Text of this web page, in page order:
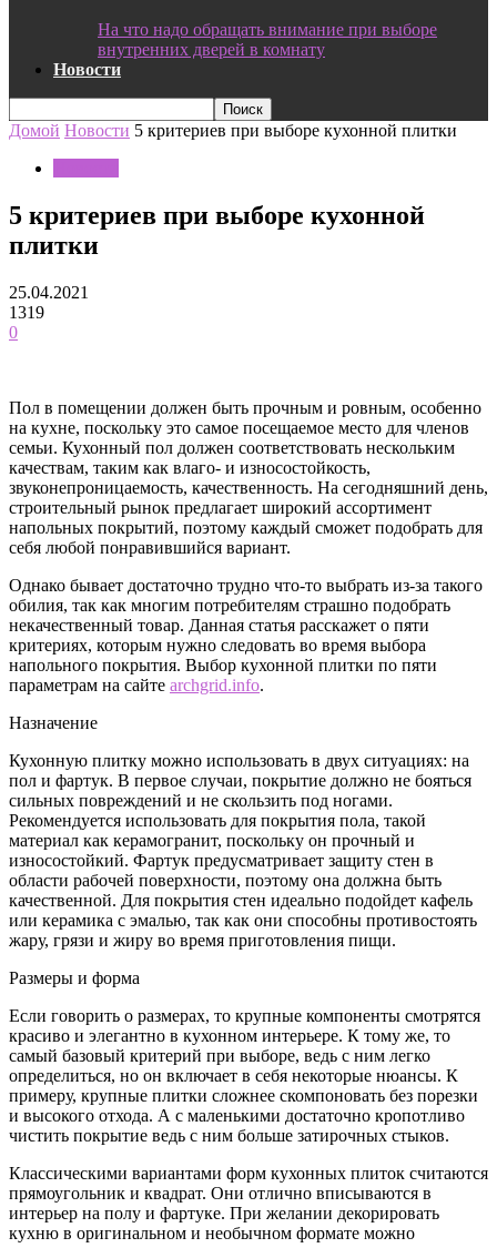
На что надо обращать внимание при выборе
внутренних дверей в комнату
Новости
Домой Новости 5 критериев при выборе кухонной плитки
5 критериев при выборе кухонной
плитки
25.04.2021
1319
0
Пол в помещении должен быть прочным и ровным, особенно
на кухне, поскольку это самое посещаемое место для членов
семьи. Кухонный пол должен соответствовать нескольким
качествам, таким как влаго- и износостойкость,
звуконепроницаемость, качественность. На сегодняшний день,
строительный рынок предлагает широкий ассортимент
напольных покрытий, поэтому каждый сможет подобрать для
себя любой понравившийся вариант.
Однако бывает достаточно трудно что-то выбрать из-за такого
обилия, так как многим потребителям страшно подобрать
некачественный товар. Данная статья расскажет о пяти
критериях, которым нужно следовать во время выбора
напольного покрытия. Выбор кухонной плитки по пяти
параметрам на сайте archgrid.info.
Назначение
Кухонную плитку можно использовать в двух ситуациях: на
пол и фартук. В первое случаи, покрытие должно не бояться
сильных повреждений и не скользить под ногами.
Рекомендуется использовать для покрытия пола, такой
материал как керамогранит, поскольку он прочный и
износостойкий. Фартук предусматривает защиту стен в
области рабочей поверхности, поэтому она должна быть
качественной. Для покрытия стен идеально подойдет кафель
или керамика с эмалью, так как они способны противостоять
жару, грязи и жиру во время приготовления пищи.
Размеры и форма
Если говорить о размерах, то крупные компоненты смотрятся
красиво и элегантно в кухонном интерьере. К тому же, то
самый базовый критерий при выборе, ведь с ним легко
определиться, но он включает в себя некоторые нюансы. К
примеру, крупные плитки сложнее скомпоновать без порезки
и высокого отхода. А с маленькими достаточно кропотливо
чистить покрытие ведь с ним больше затирочных стыков.
Классическими вариантами форм кухонных плиток считаются
прямоугольник и квадрат. Они отлично вписываются в
интерьер на полу и фартуке. При желании декорировать
кухню в оригинальном и необычном формате можно